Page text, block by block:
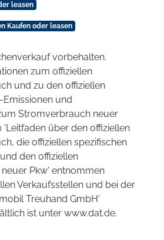
leasen
Kaufen oder leasen
vorbehalten.
zum offiziellen
und zu den offiziellen
-Emissionen und
Stromverbrauch neuer
'Leitfaden über den offiziellen
die offiziellen spezifischen
den offiziellen
Pkw' entnommen
Verkaufsstellen und bei der
Treuhand GmbH'
ist unter www.dat.de.